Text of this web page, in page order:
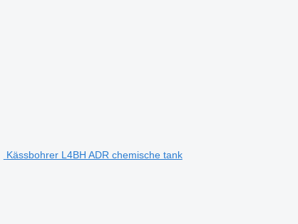
Kässbohrer L4BH ADR chemische tank